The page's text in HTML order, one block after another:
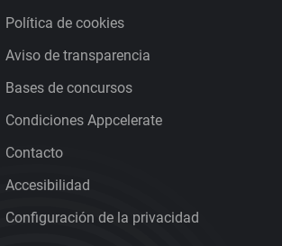
Política de cookies
Aviso de transparencia
Bases de concursos
Condiciones Appcelerate
Contacto
Accesibilidad
Configuración de la privacidad